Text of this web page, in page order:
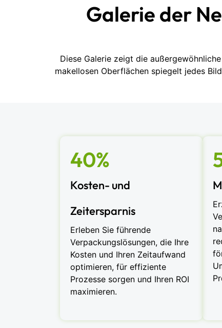
Galerie der
Diese Galerie zeigt die
makellosen Oberflächen spiegelt jedes
40%
Kosten- und
Zeitersparnis
Erleben Sie führende
Verpackungslösungen, die Ihre
Kosten und Ihren Zeitaufwand
optimieren, für effiziente
Prozesse sorgen und Ihren ROI
maximieren.